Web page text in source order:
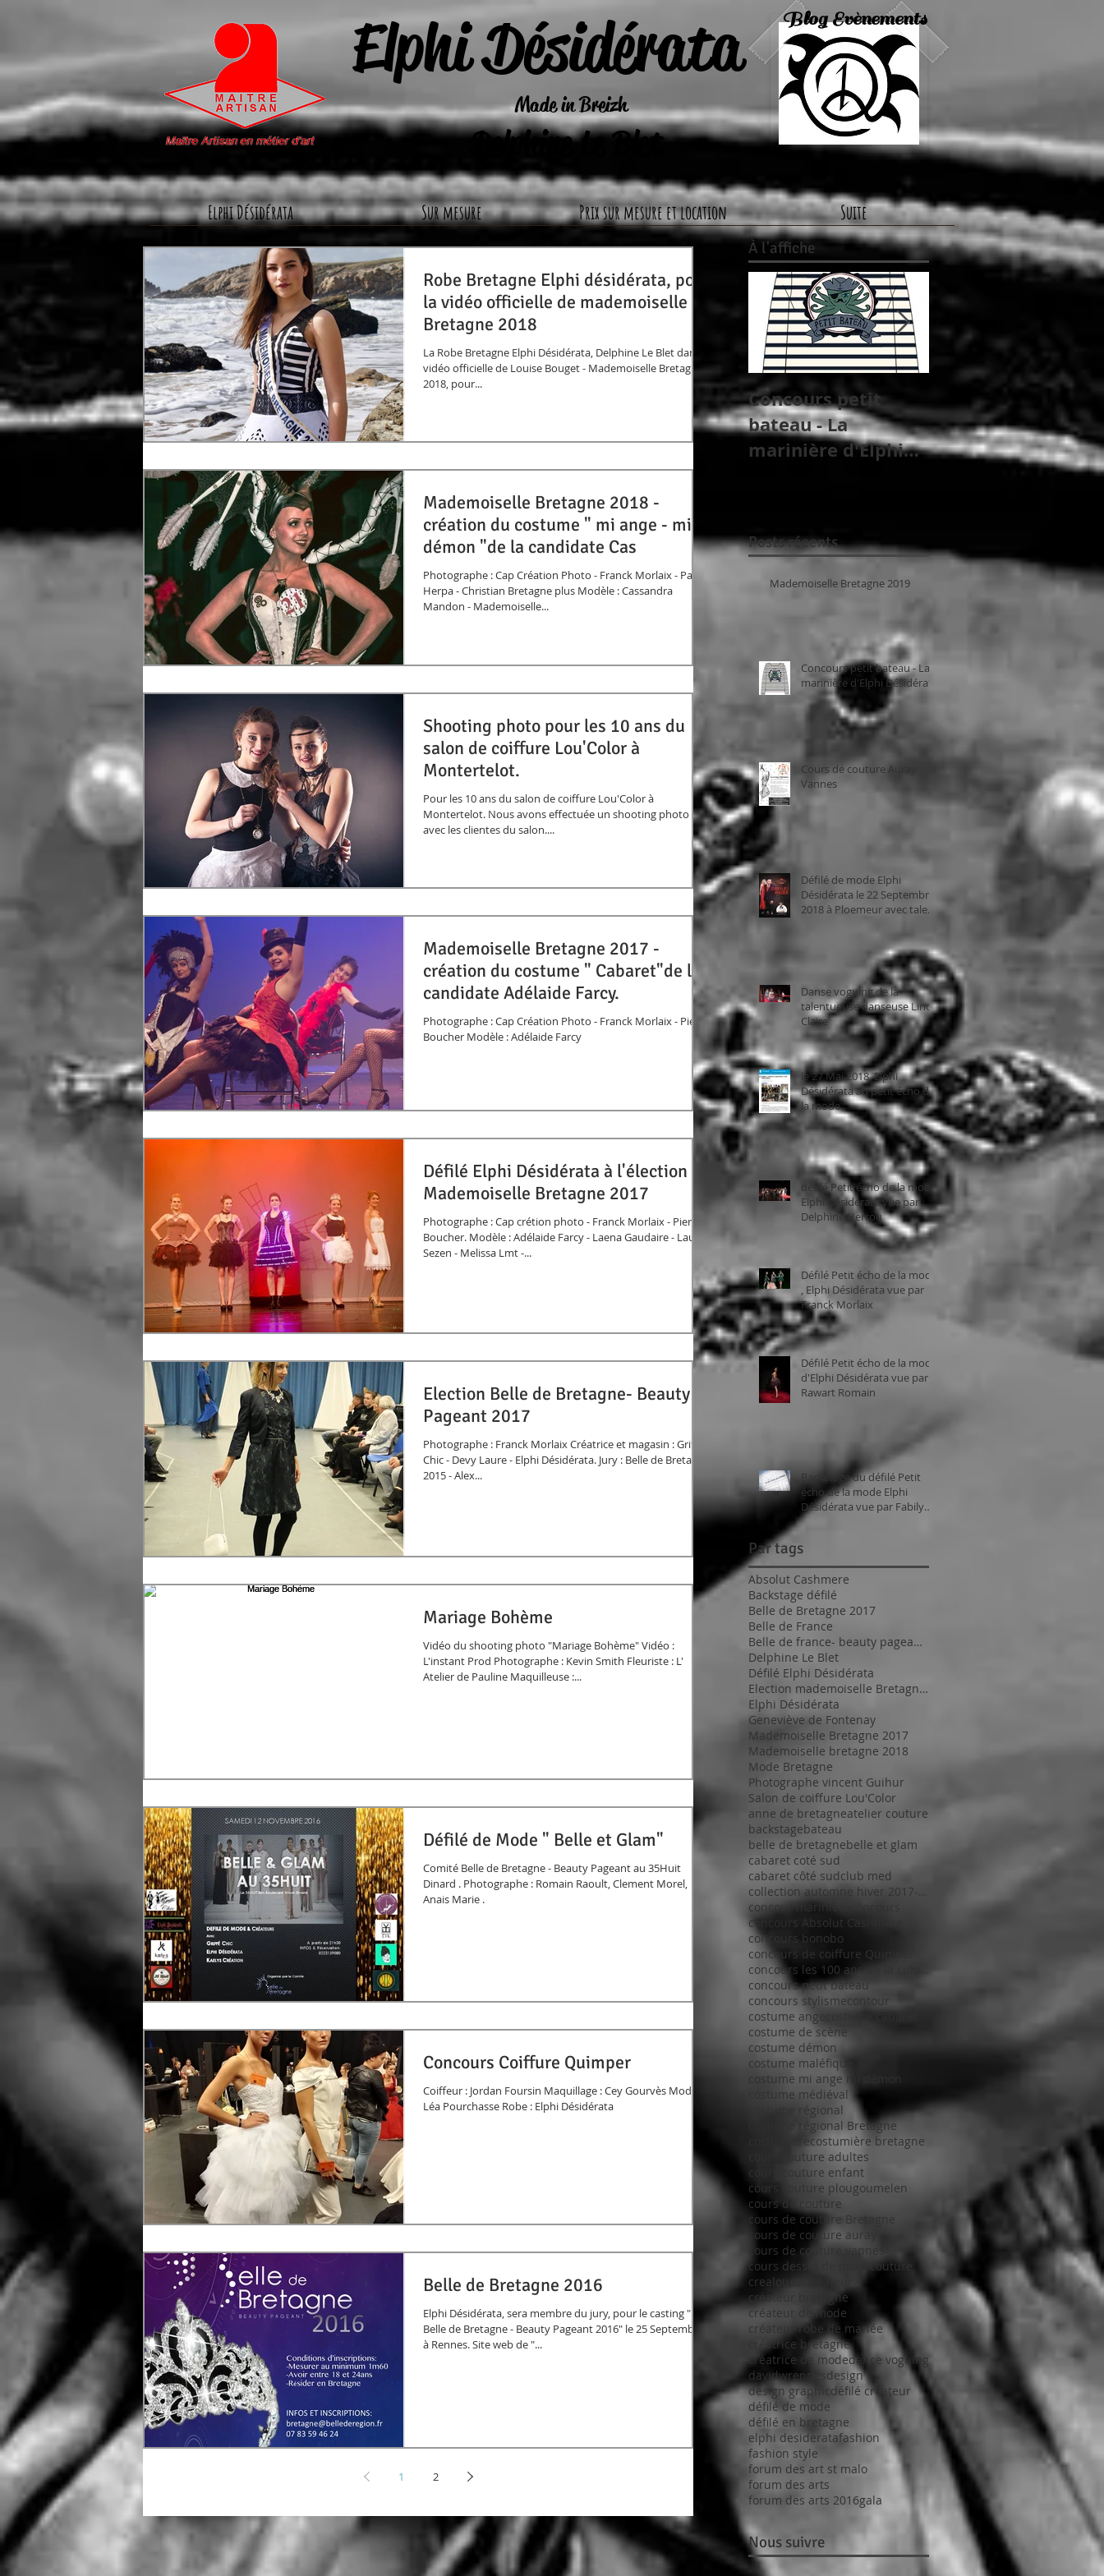
Elphi Désidérata
Made in Breizh
Delphine Le Blet
Blog Evènements
Robe Bretagne Elphi désidérata, pour
la vidéo officielle de mademoiselle
Bretagne 2018
La Robe Bretagne Elphi Désidérata, Delphine Le Blet dans la
vidéo officielle de Louise Bouget - Mademoiselle Bretagne
2018, pour...
Mademoiselle Bretagne 2018 -
création du costume " mi ange - mi
démon "de la candidate Cas
Photographe : Cap Création Photo - Franck Morlaix - Pascal
Herpa - Christian Bretagne plus Modèle : Cassandra
Mandon - Mademoiselle...
Shooting photo pour les 10 ans du
salon de coiffure Lou'Color à
Montertelot.
Pour les 10 ans du salon de coiffure Lou'Color à
Montertelot. Nous avons effectuée un shooting photo
avec les clientes du salon....
Mademoiselle Bretagne 2017 -
création du costume " Cabaret"de la
candidate Adélaide Farcy.
Photographe : Cap Création Photo - Franck Morlaix - Pierre
Boucher Modèle : Adélaide Farcy
Défilé Elphi Désidérata à l'élection
Mademoiselle Bretagne 2017
Photographe : Cap crétion photo - Franck Morlaix - Pierre
Boucher. Modèle : Adélaide Farcy - Laena Gaudaire - Laura
Sezen - Melissa Lmt -...
Election Belle de Bretagne- Beauty
Pageant 2017
Photographe : Franck Morlaix Créatrice et magasin : Griffé
Chic - Devy Laure - Elphi Désidérata. Jury : Belle de Bretagne
2015 - Alex...
Mariage Bohème
Vidéo du shooting photo "Mariage Bohème" Vidéo :
L'instant Prod Photographe : Kevin Smith Fleuriste : L'
Atelier de Pauline Maquilleuse :...
Défilé de Mode " Belle et Glam"
Comité Belle de Bretagne - Beauty Pageant au 35Huit
Dinard . Photographe : Romain Raoult, Clement Morel,
Anais Marie .
Concours Coiffure Quimper
Coiffeur : Jordan Foursin Maquillage : Cey Gourvès Modèle :
Léa Pourchasse Robe : Elphi Désidérata
Belle de Bretagne 2016
Elphi Désidérata, sera membre du jury, pour le casting "
Belle de Bretagne - Beauty Pageant 2016" le 25 Septembre
à Rennes. Site web de "...
1 2
À l'affiche
Concours petit
bateau - La
marinière d'Elphi
Shooting officiel de
Mademoiselle
France 2018
Posts récents
Mademoiselle Bretagne 2019
Concours petit bateau - La
marinière d'Elphi Désidérata
Cours de couture Auray -
Vannes
Défilé de mode Elphi
Désidérata le 22 Septembre
2018 à Ploemeur avec talent
Danse voguing de la
talentueuse danseuse Linda
Claire
le 27 Mai 2018, Elphi
Désidérata au petit écho de
la mode.
défilé Petit écho de la mode,
Elphi Désidérata vue par
Delphine Herrou
Défilé Petit écho de la mode
, Elphi Désidérata vue par
Franck Morlaix
Défilé Petit écho de la mode
d'Elphi Désidérata vue par
Rawart Romain
Backstage du défilé Petit
écho de la mode Elphi
Désidérata vue par Fabily
Photographie.
Par tags
Absolut Cashmere
Backstage défilé
Belle de Bretagne 2017
Belle de France
Belle de france- beauty pageant 2017
Delphine Le Blet
Défilé Elphi Désidérata
Election mademoiselle Bretagne 2017
Elphi Désidérata
Geneviève de Fontenay
Mademoiselle Bretagne 2017
Mademoiselle bretagne 2018
Mode Bretagne
Photographe vincent Guihur
Salon de coiffure Lou'Color
anne de bretagneatelier couture
backstagebateau
belle de bretagnebelle et glam
cabaret coté sud
cabaret côté sudclub med
collection automne hiver 2017-2018
concour marinière
concours Absolut Cashmere
concours bonobo
concours de coiffure Quimper
concours petit bateau
concours stylismecontour
costume ange
costume de scène
costume démon
costume maléfique
costume mi ange mi démon
costume médiéval
costume régional
costume régional Bretagne
costumièrecostumière bretagne
cours couture adultes
cours couture enfant
cours couture plougoumelen
cours de couture
cours de couture Bretagne
cours de couture auray
cours de couture vannes
cours dessin de mode
couture
crealouest
créateur bretagne
créateur de mode
créateur robe de mariée
créatrice bretagne
créatrice de modedance voguing
davidwrennesdesign
design graphicdéfilé créateur
défilé de mode
défilé en bretagne
elphi desideratafashion
fashion style
forum des art st malo
forum des arts
forum des arts 2016gala
Nous suivre
Elphi Désidérata Sur mesure Prix sur mesure et location Suite